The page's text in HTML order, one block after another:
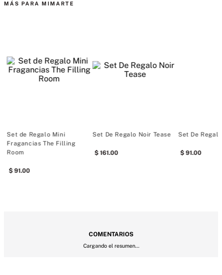
Tease Mini Mist de Fragancia
Tipo de fragancia: Gourmand Cálido
Notas: gardenia blanca, pera Anjou, vainilla negra
MÁS PARA MIMARTE
Set de Regalo Mini
Fragancias The Filling
Room
91.00
Set De Regalo Noir Tease
161.00
Set De
91.00
COMENTARIOS
Cargando el resumen…